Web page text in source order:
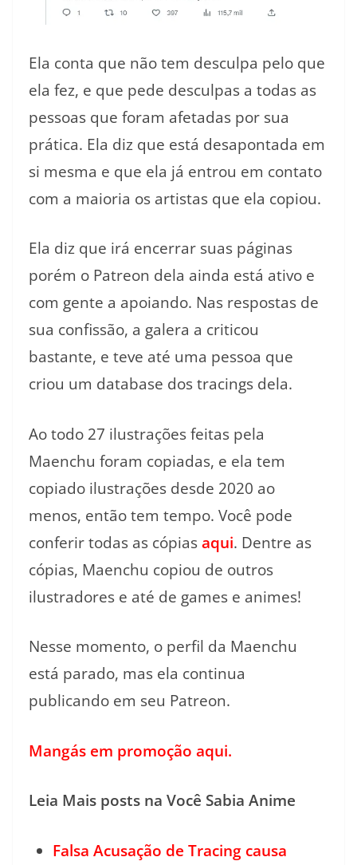
Ela conta que não tem desculpa pelo que
ela fez, e que pede desculpas a todas as
pessoas que foram afetadas por sua
prática. Ela diz que está desapontada em
si mesma e que ela já entrou em contato
com a maioria os artistas que ela copiou.
Ela diz que irá encerrar suas páginas
porém o Patreon dela ainda está ativo e
com gente a apoiando. Nas respostas de
sua confissão, a galera a criticou
bastante, e teve até uma pessoa que
criou um database dos tracings dela.
Ao todo 27 ilustrações feitas pela
Maenchu foram copiadas, e ela tem
copiado ilustrações desde 2020 ao
menos, então tem tempo. Você pode
conferir todas as cópiasaqui. Dentre as
cópias, Maenchu copiou de outros
ilustradores e até de games e animes!
Nesse momento, o perfil da Maenchu
está parado, mas ela continua
publicando em seu Patreon.
Mangás em promoção aqui.
Leia Mais posts na Você Sabia Anime
Falsa Acusação de Tracing causa